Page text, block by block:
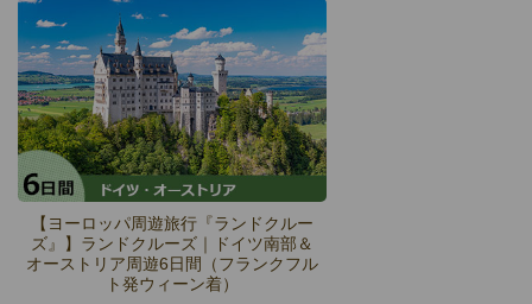
【ヨーロッパ周遊旅行『ランドクルー
ズ』】ランドクルーズ｜ドイツ南部＆
オーストリア周遊6日間（フランクフル
ト発ウィーン着）